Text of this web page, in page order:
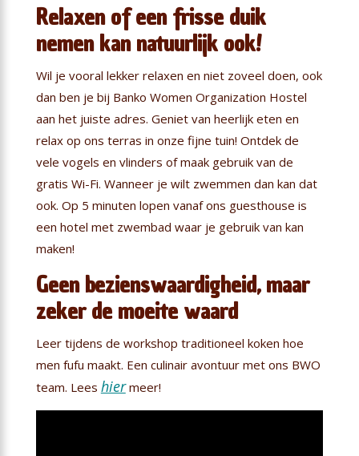
Relaxen of een frisse duik
nemen kan natuurlijk ook!
Wil je vooral lekker relaxen en niet zoveel doen, ook
dan ben je bij Banko Women Organization Hostel
aan het juiste adres. Geniet van heerlijk eten en
relax op ons terras in onze fijne tuin! Ontdek de
vele vogels en vlinders of maak gebruik van de
gratis Wi-Fi. Wanneer je wilt zwemmen dan kan dat
ook. Op 5 minuten lopen vanaf ons guesthouse is
een hotel met zwembad waar je gebruik van kan
maken!
Geen bezienswaardigheid, maar
zeker de moeite waard
Leer tijdens de workshop traditioneel koken hoe
men fufu maakt. Een culinair avontuur met ons BWO
team. Lees hiermeer!